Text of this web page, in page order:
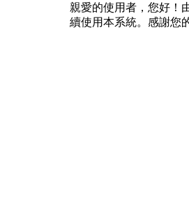
親愛的使用者，您好！
續使用本系統。感謝您